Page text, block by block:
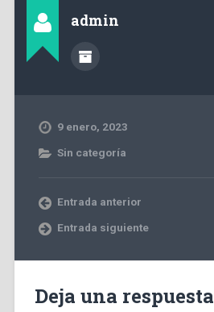
admin
9 enero, 2023
Sin categoría
Entrada anterior
Entrada siguiente
Deja una respuesta